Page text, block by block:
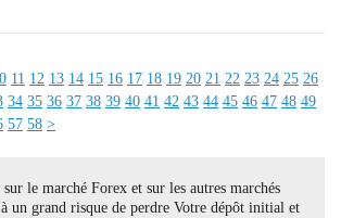
11 12 13 14 15 16 17 18 19 20 21 22 23 24 25 26
34 35 36 37 38 39 40 41 42 43 44 45 46 47 48 49
57 58 >
le marché Forex et sur les autres marchés
un grand risque de perdre Votre dépôt initial et